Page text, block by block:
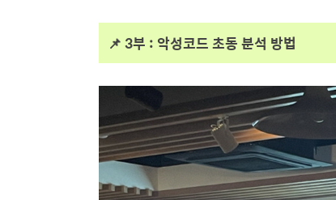
📌 3부 : 악성코드 초동 분석 방법